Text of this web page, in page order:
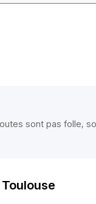
sont pas folle,